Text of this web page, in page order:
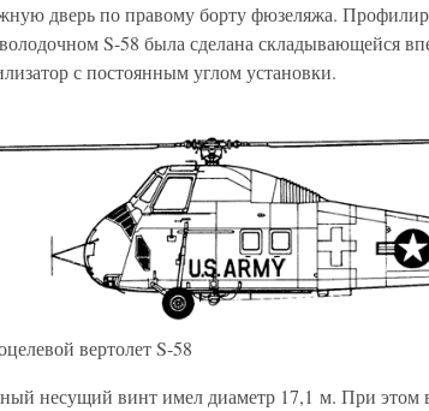
дверь по правому борту фюзеляжа.
S-58 была сделана складывающейся
с постоянным углом установки.
вертолет S-58
несущий винт имел диаметр 17,1 м. При этом